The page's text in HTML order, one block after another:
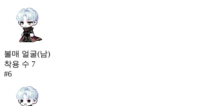
볼매 얼굴(남)
착용 수 7
#6